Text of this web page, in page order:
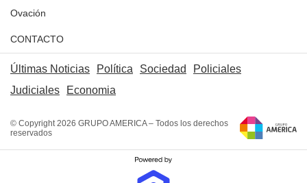
Ovación
CONTACTO
Últimas Noticias Política Sociedad
Policiales
Judiciales
Economia
© Copyright 2026 GRUPO AMERICA – Todos los derechos
reservados